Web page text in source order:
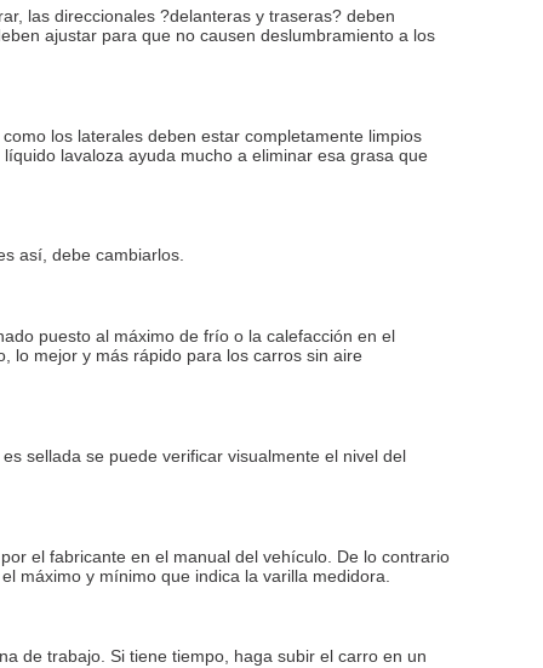
las direccionales ?delanteras y traseras? deben
ajustar para que no causen deslumbramiento a los
los laterales deben estar completamente limpios
lavaloza ayuda mucho a eliminar esa grasa que
así, debe cambiarlos.
puesto al máximo de frío o la calefacción en el
lo mejor y más rápido para los carros sin aire
sellada se puede verificar visualmente el nivel del
el fabricante en el manual del vehículo. De lo contrario
máximo y mínimo que indica la varilla medidora.
de trabajo. Si tiene tiempo, haga subir el carro en un